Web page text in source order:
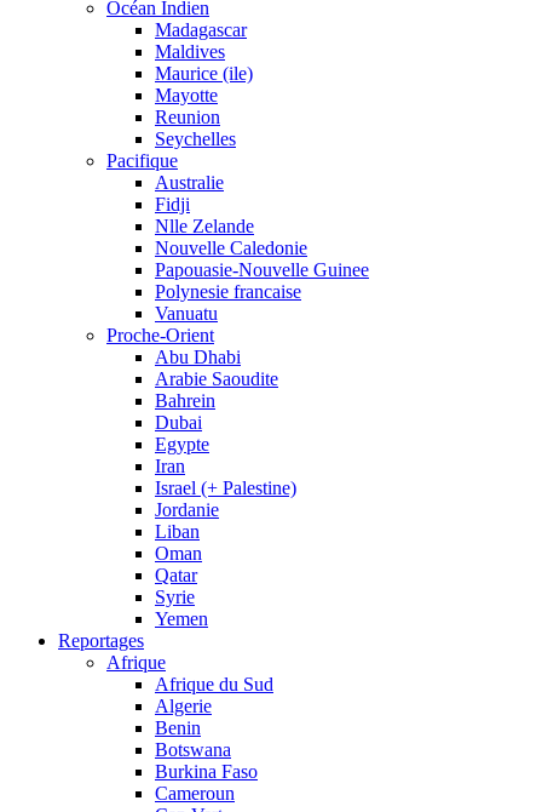
Océan Indien
Madagascar
Maldives
Maurice (ile)
Mayotte
Reunion
Seychelles
Pacifique
Australie
Fidji
Nlle Zelande
Nouvelle Caledonie
Papouasie-Nouvelle Guinee
Polynesie francaise
Vanuatu
Proche-Orient
Abu Dhabi
Arabie Saoudite
Bahrein
Dubai
Egypte
Iran
Israel (+ Palestine)
Jordanie
Liban
Oman
Qatar
Syrie
Yemen
Reportages
Afrique
Afrique du Sud
Algerie
Benin
Botswana
Burkina Faso
Cameroun